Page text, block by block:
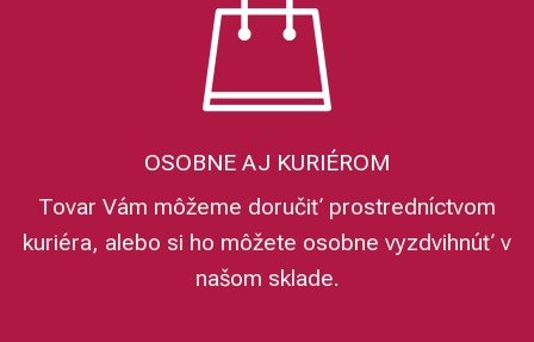
OSOBNE AJ KURIÉROM
Tovar Vám môžeme doručiť prostredníctvom
kuriéra, alebo si ho môžete osobne vyzdvihnúť v
našom sklade.